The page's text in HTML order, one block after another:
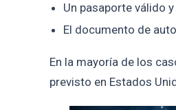
Un pasaporte válido
El documento de
En la mayoría de los
previsto en Estados